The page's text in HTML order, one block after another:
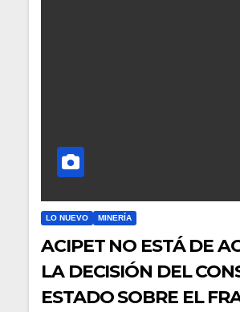
LO NUEVO MINERÍA
ACIPET NO ESTÁ DE
LA DECISIÓN DEL
ESTADO SOBRE EL